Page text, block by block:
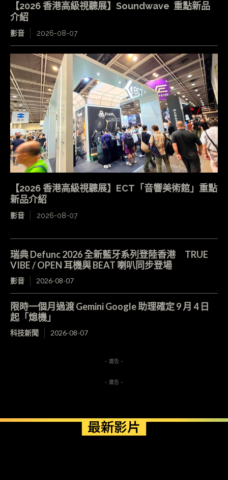
【2026 香港高級視聽展】Soundwave 重點新品
介紹
影音 2026-08-07
【2026 香港高級視聽展】ECT「音響美術館」重點
新品介紹
影音 2026-08-07
瑞典 Defunc 2026 全新藍牙系列登陸香港 TRUE
VIBE / OPEN 耳機與 BEAT 喇叭同步登場
影音 2026-08-07
限時一個月過渡 Gemini Google 助理確定 9 月 4 日
起「熄機」
科技新聞 2026-08-07
- 廣告 -
- 廣告 -
最新影片